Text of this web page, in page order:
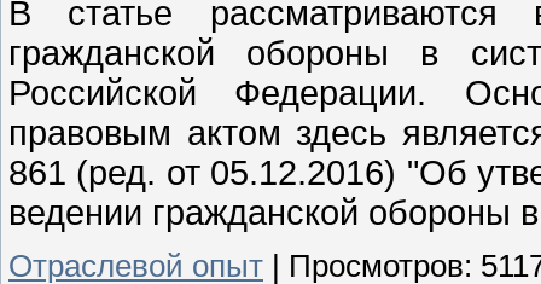
В статье
гражданской обороны в
Российской Федерации.
правовым актом здесь
861 (ред. от 05.12.2016) "Об
ведении гражданской обороны
Отраслевой опыт | Просмотров: